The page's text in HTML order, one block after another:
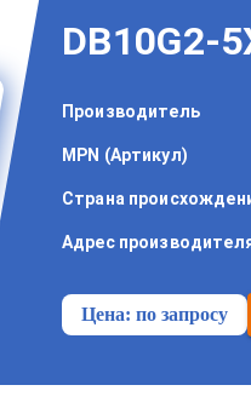
DB10G2-
Производитель
MPN (Артикул)
Страна
Адрес
Цена:по запросу